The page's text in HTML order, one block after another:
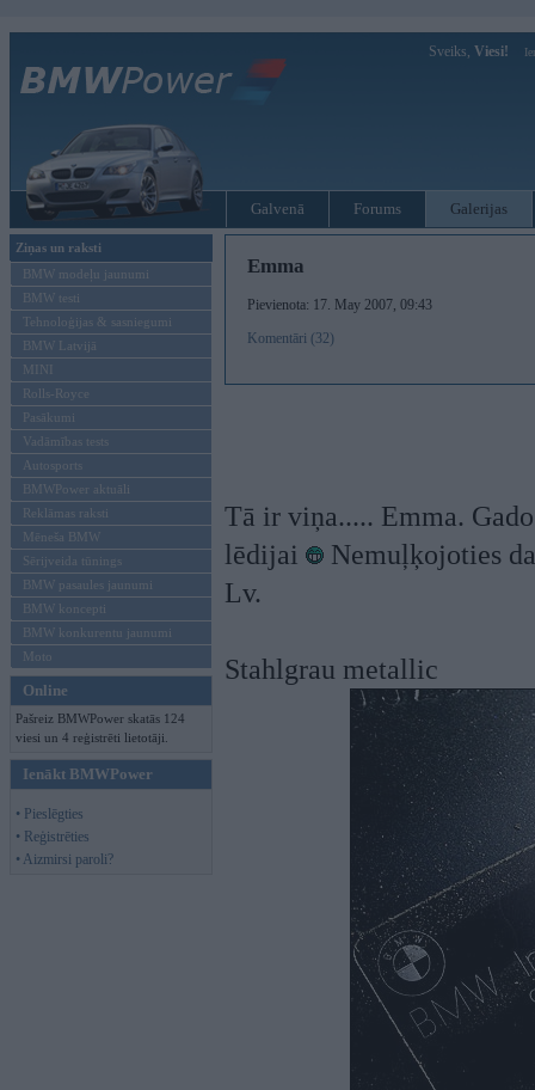
Sveiks, Viesi!
Galvenā Forums Galerijas
Ziņas un raksti
BMW modeļu jaunumi
BMW testi
Tehnoloģijas & sasniegumi
BMW Latvijā
MINI
Rolls-Royce
Pasākumi
Vadāmības tests
Autosports
BMWPower aktuāli
Reklāmas raksti
Mēneša BMW
Sērijveida tūnings
BMW pasaules jaunumi
BMW koncepti
BMW konkurentu jaunumi
Moto
Online
Pašreiz BMWPower skatās 124
viesi un 4 reģistrēti lietotāji.
Ienākt BMWPower
• Pieslēgties
• Reģistrēties
• Aizmirsi paroli?
Emma
Pievienota: 17. May 2007, 09:43
Komentāri (32)
Tā ir viņa..... Emma.
lēdijai
Nemuļķojoties
Lv.
Stahlgrau metallic